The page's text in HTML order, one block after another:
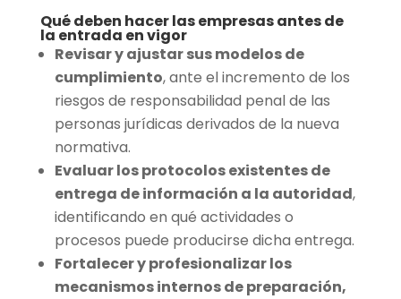
Qué deben hacer las empresas antes de
la entrada en vigor
Revisar y ajustar sus modelos de
cumplimiento, ante el incremento de los
riesgos de responsabilidad penal de las
personas jurídicas derivados de la nueva
normativa.
Evaluar los protocolos existentes de
entrega de información a la autoridad,
identificando en qué actividades o
procesos puede producirse dicha entrega.
Fortalecer y profesionalizar los
mecanismos internos de preparación,